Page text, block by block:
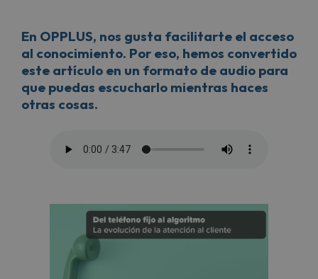
En OPPLUS, nos gusta facilitarte el acceso
al conocimiento. Por eso, hemos convertido
este artículo en un formato de audio para
que puedas escucharlo mientras haces
otras cosas.